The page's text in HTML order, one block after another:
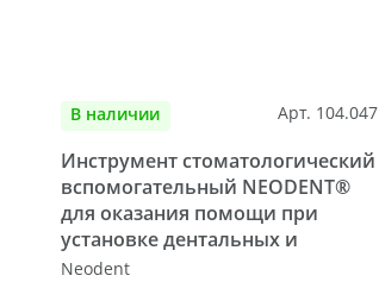
В наличии Арт. 104.047
Инструмент стоматологический
вспомогательный NEODENT®
для оказания помощи при
установке дентальных и
Neodent